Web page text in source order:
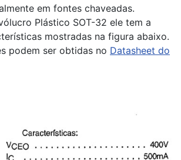
em fontes chaveadas.
Plástico SOT-32 ele tem a
mostradas na figura abaixo.
podem ser obtidas no Datasheet do